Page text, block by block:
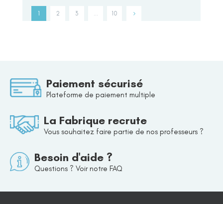
1 2 3 … 10
Paiement sécurisé
Plateforme de paiement multiple
La Fabrique recrute
Vous souhaitez faire partie de nos professeurs ?
Besoin d'aide ?
Questions ? Voir notre FAQ